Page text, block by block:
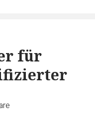
für